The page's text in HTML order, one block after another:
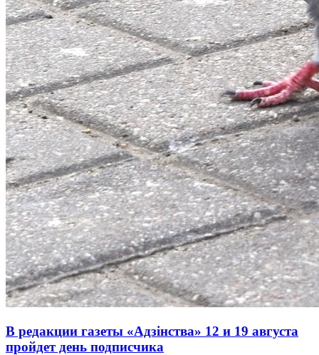
В редакции газеты «Адзінства» 12 и 19 августа
пройдет день подписчика